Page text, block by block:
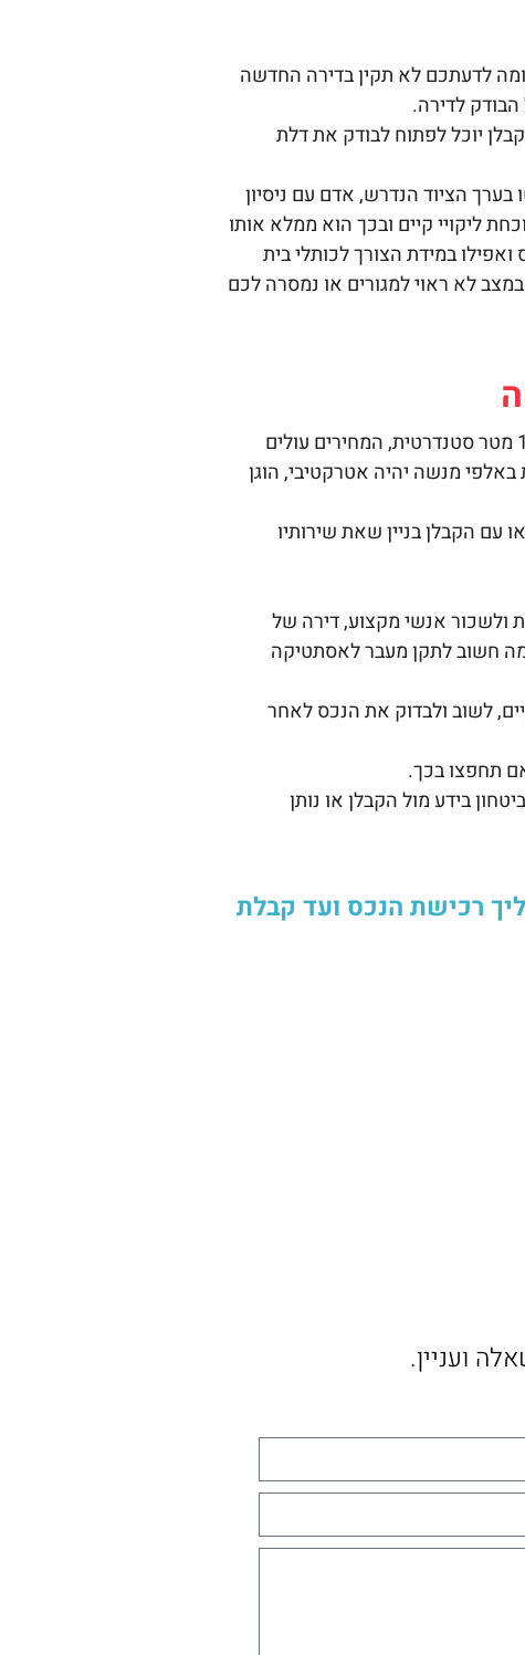
לדעתכם לא תקין בדירה החדשה
לדירה.
יוכל לפתוח לבודק את דלת
הציוד הנדרש, אדם עם ניסיון
ליקויי קיים ובכך הוא ממלא אותו
במידת הצורך לכותלי בית
לא ראוי למגורים או נמסרה לכם
באלפי מנשה מתחילה במחיר של 1200 ש”ח לדירת 120 מטר סטנדרטית, המחירים עולים
מנשה יהיה אטרקטיבי, הוגן
הקבלן בניין שאת שירותיו
ולשכור אנשי מקצוע, דירה של
חשוב לתקן מעבר לאסתטיקה
לשוב ולבדוק את הנכס לאחר
תחפצו בכך.
בידע מול הקבלן או נותן
רכישת הנכס ועד קבלת
ועניין.